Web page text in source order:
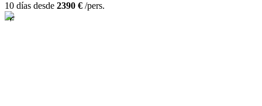
10 días desde 2390 € /pers.